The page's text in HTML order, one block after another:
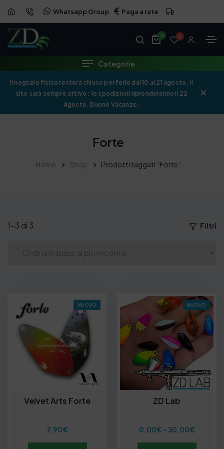
Whatsapp Group Paga a rate
0 0
Categorie
Il negozio fisico resterà chiuso per ferie dal 10 al 21 agosto. Il
sito sarà sempre attivo : le spedizioni riprenderanno il 22
Agosto. Buone Vacanze.
Forte
Home Shop Prodotti taggati “Forte”
1–3 di 3 Filtri
NUOVO
Velvet Arts Forte
7,90€
NUOVO
ZD Lab
0,00€- 30,00€F